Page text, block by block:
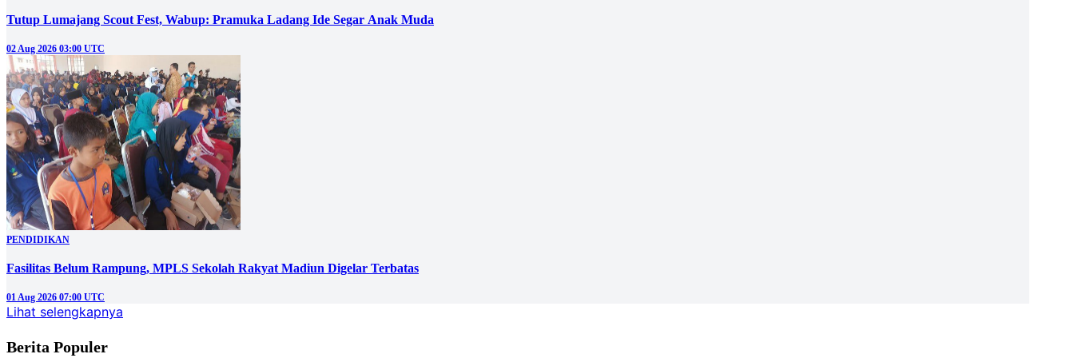
Tutup Lumajang Scout Fest, Wabup: Pramuka Ladang Ide Segar Anak Muda
02 Aug 2026 03:00 UTC
PENDIDIKAN
Fasilitas Belum Rampung, MPLS Sekolah Rakyat Madiun Digelar Terbatas
01 Aug 2026 07:00 UTC
Lihat selengkapnya
Berita Populer